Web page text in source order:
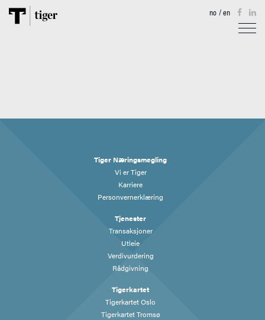
no /en
AKTUELT
OM OSS
KONTAKT
Tiger Næringsmegling
Vi er Tiger
Karriere
Personvernerklæring
Tjenester
Transaksjoner
Utleie
Verdivurdering
Rådgivning
Tigerkartet
Tigerkartet Oslo
Tigerkartet Tromsø